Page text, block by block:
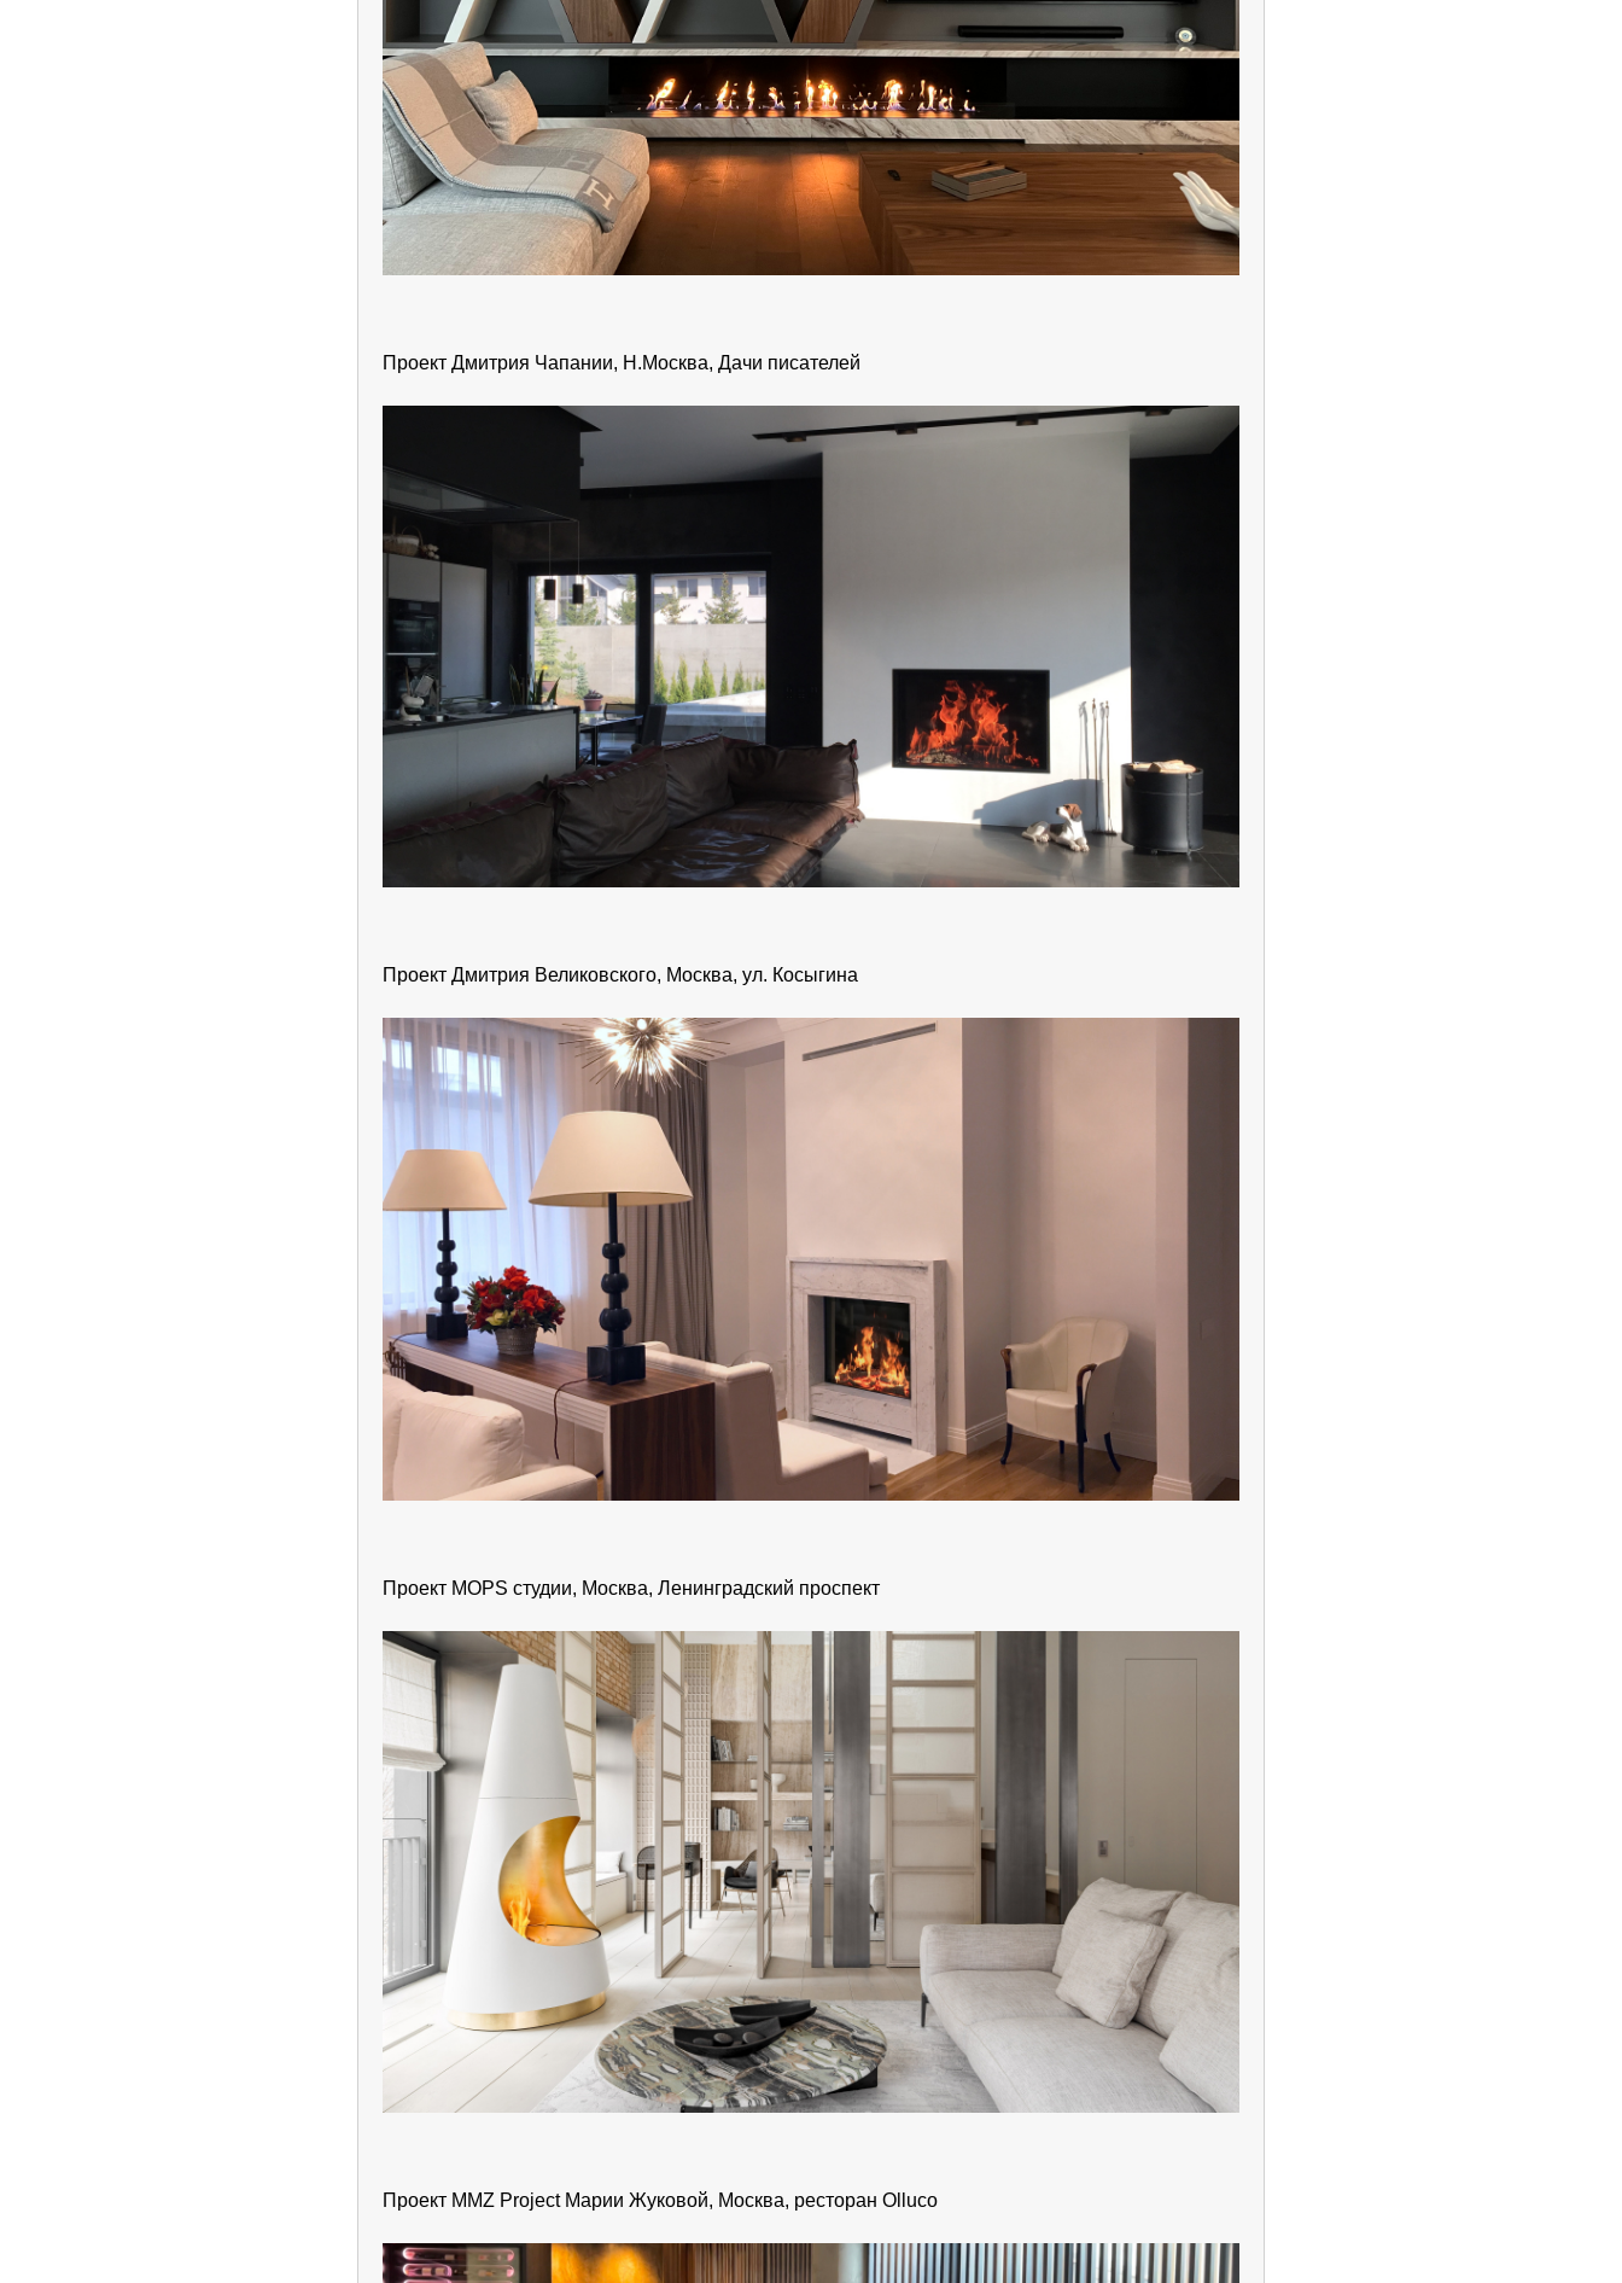
Проект Дмитрия Чапании, Н.Москва, Дачи писателей
Проект Дмитрия Великовского, Москва, ул. Косыгина
Проект MOPS студии, Москва, Ленинградский проспект
Проект MMZ Project Марии Жуковой, Москва, ресторан Olluco